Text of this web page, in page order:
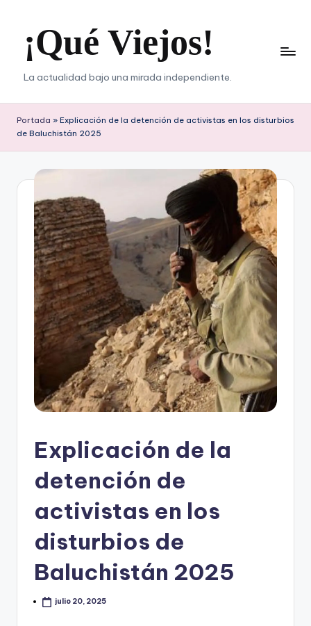
contenido¡Qué Viejos!
La actualidad bajo una mirada independiente.
Portada » Explicación de la detención de activistas en los disturbios
de Baluchistán 2025
Explicación de la
detención de
activistas en los
disturbios de
Baluchistán 2025
julio 20, 2025